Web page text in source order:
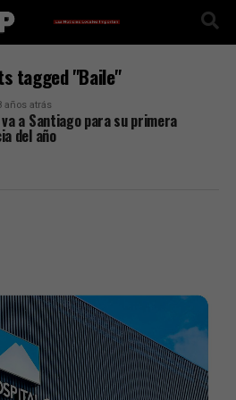
tagged "Baile"
años atrás
va a Santiago para su primera
del año